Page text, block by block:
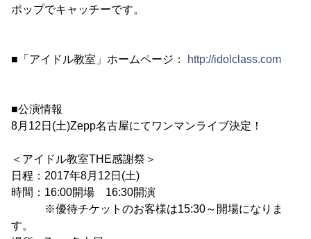
ポップでキャッチーです。
■「アイドル教室」ホームページ： http://idolclass.com
■公演情報
8月12日(土)Zepp名古屋にてワンマンライブ決定！
＜アイドル教室THE感謝祭＞
日程：2017年8月12日(土)
時間：16:00開場 16:30開演
※優待チケットのお客様は15:30～開場になりま
す。